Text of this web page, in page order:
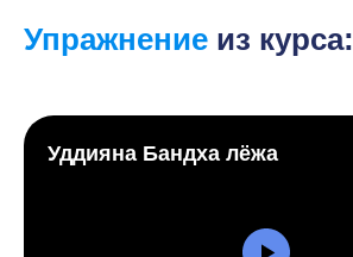
Упражнение из курса:
Уддияна Бандха лёжа